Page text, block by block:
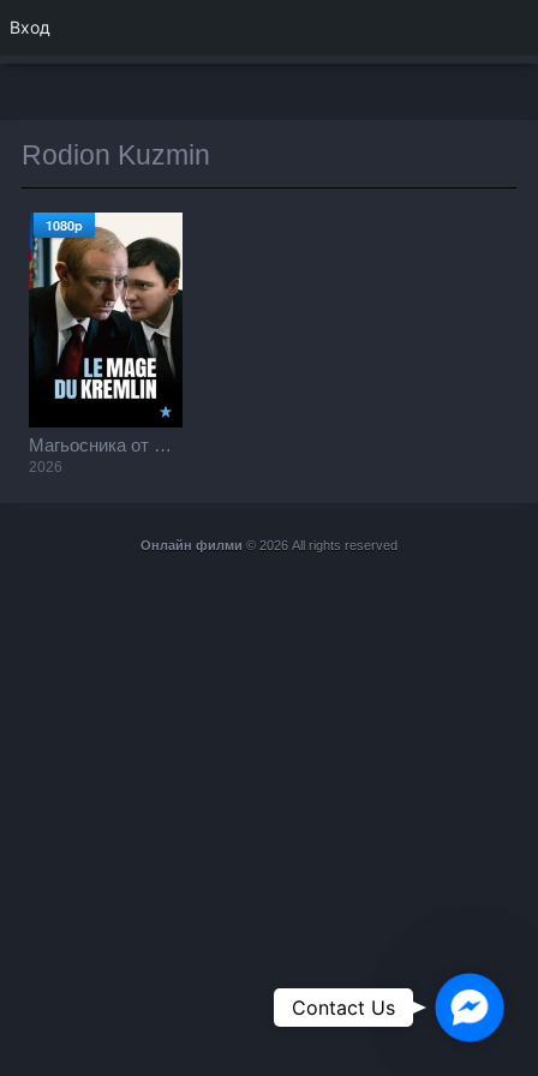
Rodion Kuzmin
Магьосника от Кремъл / The Wizard of the Kremlin (2026)
2026
1080p
Онлайн филми © 2026 All rights reserved
Вход
Contact Us